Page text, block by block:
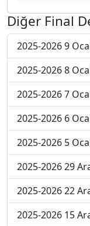
Diğer Final
2025-2026 9
2025-2026 8
2025-2026 7
2025-2026 6
2025-2026 5
2025-2026 29
2025-2026 22
2025-2026 15